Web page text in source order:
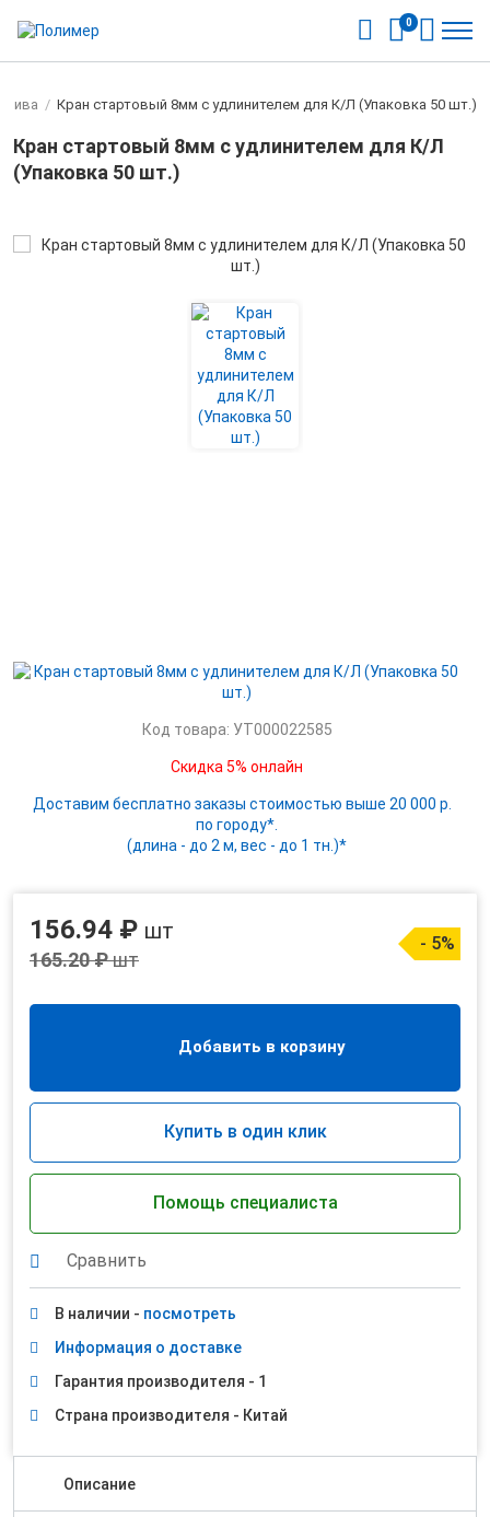
0
/ Кран стартовый 8мм с удлинителем для К/Л (Упаковка 50 шт.)
Кран стартовый 8мм с удлинителем для К/Л
(Упаковка 50 шт.)
Код товара: УТ000022585
Скидка 5% онлайн
Доставим бесплатно заказы стоимостью выше 20 000 р.
по городу*.
(длина - до 2 м, вес - до 1 тн.)*
156.94 ₽ шт
165.20 ₽шт
- 5%
Добавить в корзину
Купить в один клик
Помощь специалиста
Сравнить
В наличии - посмотреть
Информация о доставке
Гарантия производителя - 1
Страна производителя - Китай
Описание